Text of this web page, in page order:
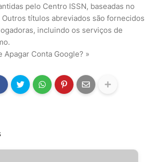
pelo Centro ISSN, baseadas no
títulos abreviados são fornecidos
incluindo os serviços de
Apagar Conta Google? »